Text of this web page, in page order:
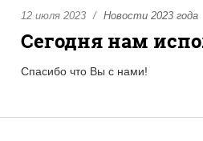
12 июля 2023 Новости 2023 года
Сегодня нам
Спасибо что Вы с нами!